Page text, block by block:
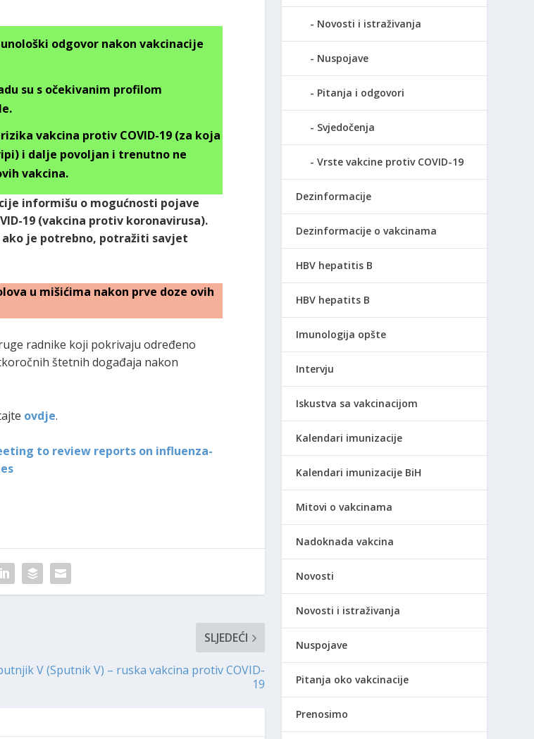
odgovor nakon vakcinacije
su s očekivanim profilom
vakcina protiv COVID-19 (za koja
i dalje povoljan i trenutno ne
vakcina.
informišu o mogućnosti pojave
19 (vakcina protiv koronavirusa).
je potrebno, potražiti savjet
u mišićima nakon prve doze ovih
radnike koji pokrivaju određeno
štetnih događaja nakon
ovdje.
to review reports on influenza-
SLJEDEĆI
V (Sputnik V) – ruska vakcina protiv COVID-
19
Novosti i istraživanja
Nuspojave
Pitanja i odgovori
Svjedočenja
Vrste vakcine protiv COVID-19
Dezinformacije
Dezinformacije o vakcinama
HBV hepatitis B
HBV hepatits B
Imunologija opšte
Intervju
Iskustva sa vakcinacijom
Kalendari imunizacije
Kalendari imunizacije BiH
Mitovi o vakcinama
Nadoknada vakcina
Novosti
Novosti i istraživanja
Nuspojave
Pitanja oko vakcinacije
Prenosimo